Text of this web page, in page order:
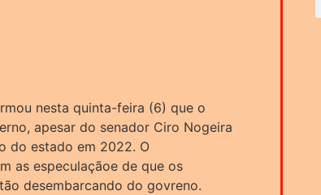
nesta quinta-feira (6) que o
apesar do senador Ciro Nogeira
do estado em 2022. O
as especulaçãoe de que os
desembarcando do govreno.